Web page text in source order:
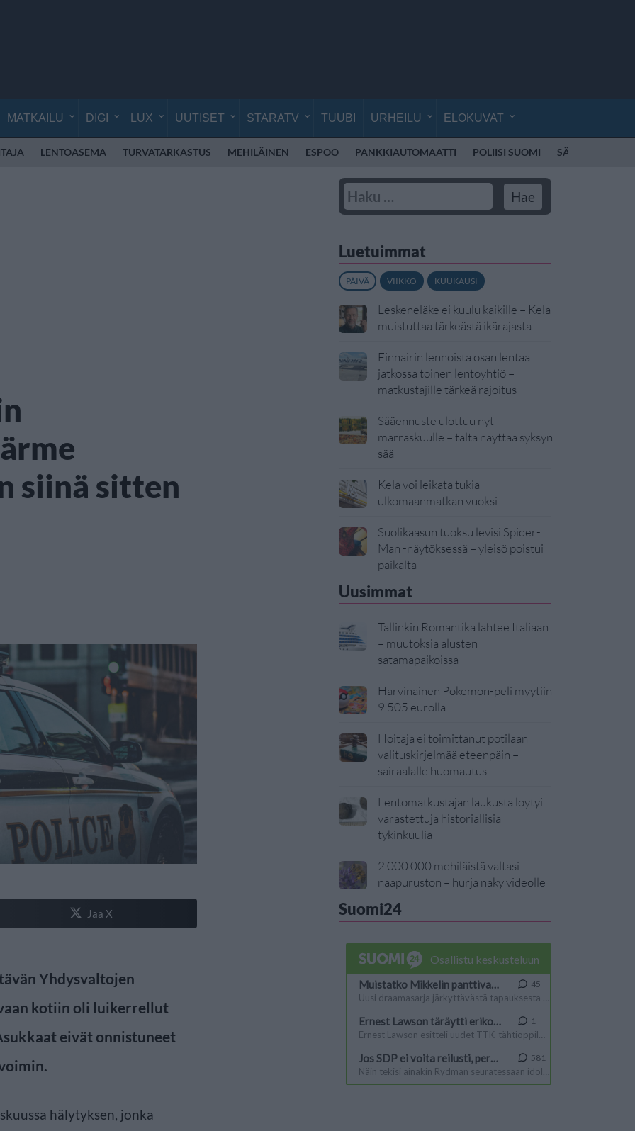
MATKAILU DIGI LUX UUTISET STARATV TUUBI URHEILU ELOKUVAT
LENTOASEMA TURVATARKASTUS MEHILÄINEN ESPOO PANKKIAUTOMAATTI POLIISI SUOMI
siinä sitten
Jaa X
Yhdysvaltojen
kotiin oli luikerrellut
eivät onnistuneet
hälytyksen, jonka
Luetuimmat
PÄIVÄ VIIKKO KUUKAUSI
Leskeneläke ei kuulu kaikille – Kela
muistuttaa tärkeästä ikärajasta
Finnairin lennoista osan lentää
jatkossa toinen lentoyhtiö –
matkustajille tärkeä rajoitus
Sääennuste ulottuu nyt
marraskuulle – tältä näyttää syksyn
sää
Kela voi leikata tukia
ulkomaanmatkan vuoksi
Suolikaasun tuoksu levisi Spider-
Man -näytöksessä – yleisö poistui
paikalta
Uusimmat
Tallinkin Romantika lähtee Italiaan
– muutoksia alusten
satamapaikoissa
Harvinainen Pokemon-peli myytiin
9 505 eurolla
Hoitaja ei toimittanut potilaan
valituskirjelmää eteenpäin –
sairaalalle huomautus
Lentomatkustajan laukusta löytyi
varastettuja historiallisia
tykinkuulia
2 000 000 mehiläistä valtasi
naapuruston – hurja näky videolle
Suomi24